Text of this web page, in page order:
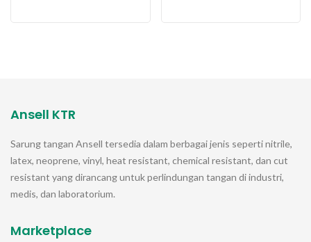
Ansell KTR
Sarung tangan Ansell tersedia dalam berbagai jenis seperti nitrile,
latex, neoprene, vinyl, heat resistant, chemical resistant, dan cut
resistant yang dirancang untuk perlindungan tangan di industri,
medis, dan laboratorium.
Marketplace